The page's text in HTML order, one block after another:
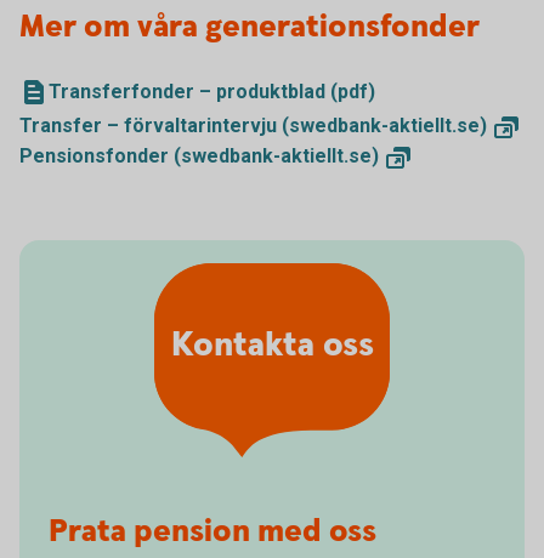
Mer om våra generationsfonder
Transferfonder – produktblad (pdf)
Transfer – förvaltarintervju (swedbank-aktiellt.se)
Pensionsfonder (swedbank-aktiellt.se)
Kontakta oss
Prata pension med oss